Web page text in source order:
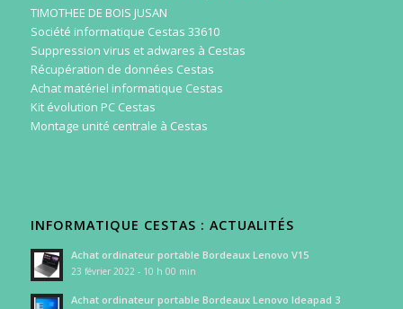
TIMOTHEE DE BOIS JUSAN
Société informatique Cestas 33610
Suppression virus et adwares à Cestas
Récupération de données Cestas
Achat matériel informatique Cestas
Kit évolution PC Cestas
Montage unité centrale à Cestas
INFORMATIQUE CESTAS : ACTUALITÉS
Achat ordinateur portable Bordeaux Lenovo V15
23 février 2022 - 10 h 00 min
Achat ordinateur portable Bordeaux Lenovo Ideapad 3